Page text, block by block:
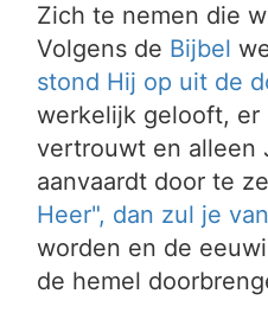
Zich te nemen die
Volgens de Bijbel
stond Hij op uit de
werkelijk gelooft, er
vertrouwt en alleen
aanvaardt door te
Heer", dan zul je
worden en de
de hemel